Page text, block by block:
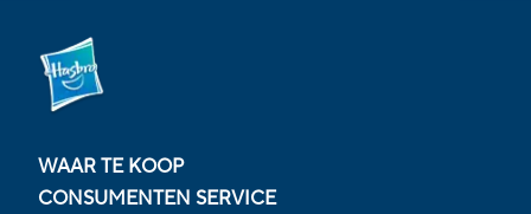
WAAR TE KOOP
CONSUMENTEN SERVICE